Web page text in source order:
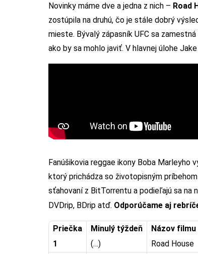
Novinky máme dve a jedna z nich – Road
zostúpila na druhú, čo je stále dobrý
mieste. Bývalý zápasník UFC sa
ako by sa mohlo javiť. V hlavnej úlohe Jake
Fanúšikovia reggae ikony Boba
ktorý prichádza so životopisným
sťahovaní z BitTorrentu a podieľajú sa na
DVDrip, BDrip atď. Odporúčame aj
Priečka Minulý týždeň Názov filmu
1
(…) Road House